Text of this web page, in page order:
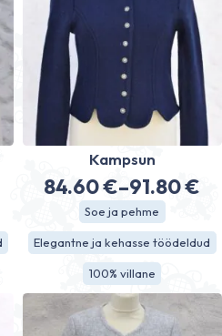
Kampsun
84.60€–91.80€
84.60 €
kuni
91.80 €
Soe ja pehme
Elegantne ja kehasse töödeldud
100% villane